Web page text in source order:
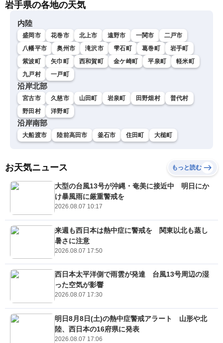
岩手県の各地の天気
内陸
盛岡市 花巻市 北上市 遠野市 一関市
二戸市
八幡平市
奥州市 滝沢市 雫石町 葛巻町
岩手町
紫波町
矢巾町 西和賀町 金ケ崎町 平泉町
軽米町
九戸村
一戸町
沿岸北部
宮古市 久慈市 山田町 岩泉町 田野畑村
普代村
野田村
洋野町
沿岸南部
大船渡市 陸前高田市 釜石市 住田町 大槌町
お天気ニュース もっと読む
大型の台風13号が沖縄・奄美に接近中 明日にか
け暴風雨に厳重警戒を
2026.08.07 10:17
来週も西日本は熱中症に警戒を 関東以北も蒸し
暑さに注意
2026.08.07 17:50
西日本太平洋側で雨雲が発達 台風13号周辺の湿
った空気が影響
2026.08.07 17:30
明日8月8日(土)の熱中症警戒アラート 山形や北
陸、西日本の16府県に発表
2026.08.07 17:06